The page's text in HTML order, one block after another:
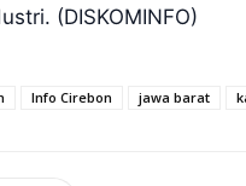
(DISKOMINFO)
Info Cirebon jawa barat